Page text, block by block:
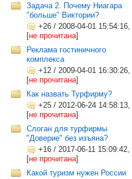
Задача 2. Почему Ниагара
"больше" Виктории?
+26 / 2008-04-01 15:54:16,
[не прочитана]
Реклама гостиничного
комплекса
+12 / 2009-04-01 16:30:26,
[не прочитана]
Как назвать Турфирму?
+25 / 2012-06-24 14:58:13,
[не прочитана]
Слоган для турфирмы
"Доверие" без изъяна?
+16 / 2017-06-11 15:09:42,
[не прочитана]
Какой туризм нужен России